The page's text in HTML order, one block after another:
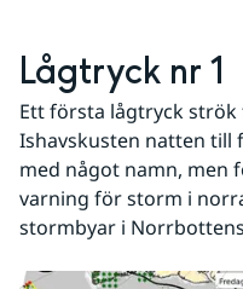
Lågtryck nr 1
Ett första lågtryck
Ishavskusten natten till
med något namn, men
varning för storm i
stormbyar i